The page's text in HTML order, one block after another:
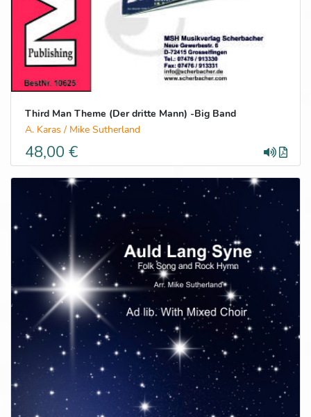
Third Man Theme (Der dritte Mann) -Big Band
A. Karas / Mike Sutherland
48,00 €